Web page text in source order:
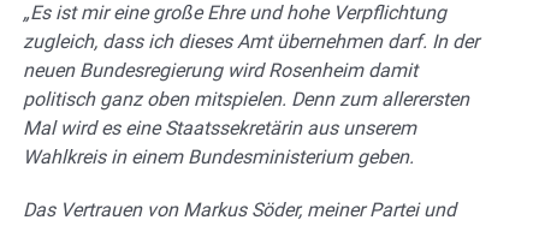
„Es ist mir eine große Ehre und hohe Verpflichtung
zugleich, dass ich dieses Amt übernehmen darf. In der
neuen Bundesregierung wird Rosenheim damit
politisch ganz oben mitspielen. Denn zum allerersten
Mal wird es eine Staatssekretärin aus unserem
Wahlkreis in einem Bundesministerium geben.
Das Vertrauen von Markus Söder, meiner Partei und